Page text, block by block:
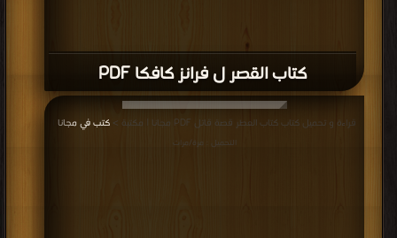
كتاب القصر ل فرانز كافكا PDF
قراءة و تحميل كتاب كتاب العطر قصة قاتل PDF مجانا | مكتبة > كتب في مجانا
التحميل : مرة/مرات